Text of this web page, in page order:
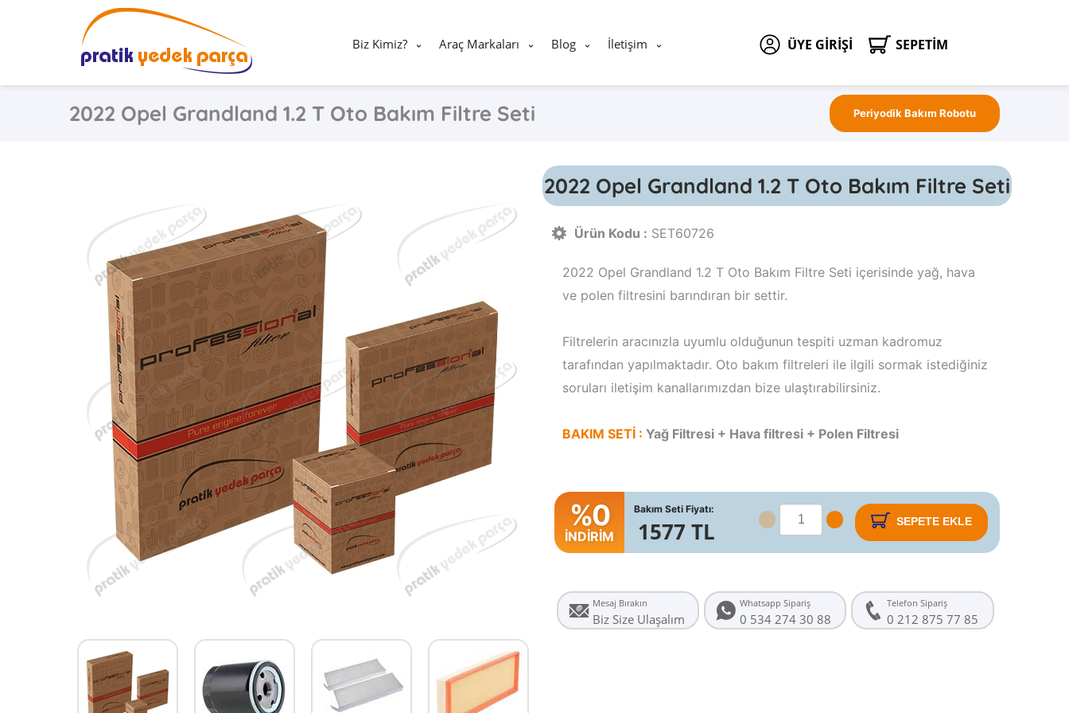
ÜYE GİRİŞİ SEPETİM
Biz Kimiz? Araç Markaları Blog İletişim
2022 Opel Grandland 1.2 T Oto Bakım Filtre Seti Periyodik Bakım Robotu
2022 Opel Grandland 1.2 T Oto Bakım Filtre Seti
Ürün Kodu : SET60726
2022 Opel Grandland 1.2 T Oto Bakım Filtre Seti içerisinde yağ, hava
ve polen filtresini barındıran bir settir.
Filtrelerin aracınızla uyumlu olduğunun tespiti uzman kadromuz
tarafından yapılmaktadır. Oto bakım filtreleri ile ilgili sormak istediğiniz
soruları iletişim kanallarımızdan bize ulaştırabilirsiniz.
BAKIM SETİ : Yağ Filtresi + Hava filtresi + Polen Filtresi
%0
İNDİRİM
Bakım Seti Fiyatı:
1577 TL SEPETE EKLE
Mesaj Bırakın
Biz Size Ulaşalım
Whatsapp Sipariş
0 534 274 30 88
Telefon Sipariş
0 212 875 77 85